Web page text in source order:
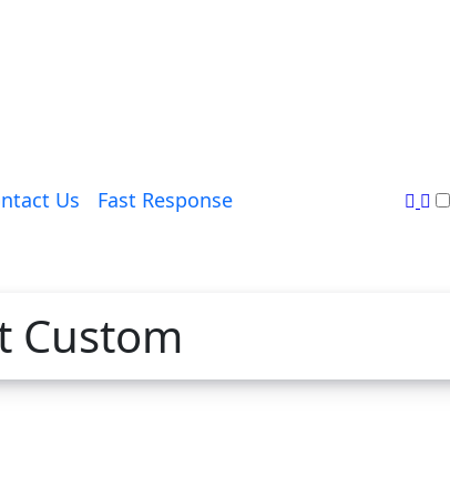
Us Fast Response
Custom